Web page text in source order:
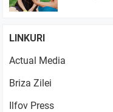
LINKURI
Actual Media
Briza Zilei
Ilfov Press